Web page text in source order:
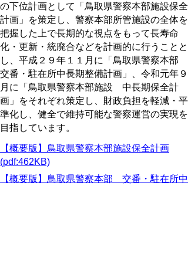
の下位計画として「鳥取県警察本部施設保全
計画」を策定し、警察本部所管施設の全体を
把握した上で長期的な視点をもって長寿命
化・更新・統廃合などを計画的に行うことと
し、平成２９年１１月に「鳥取県警察本部
交番・駐在所中長期整備計画」、令和元年９
月に「鳥取県警察本部施設 中長期保全計
画」をそれぞれ策定し、財政負担を軽減・平
準化し、健全で維持可能な警察運営の実現を
目指しています。
【概要版】鳥取県警察本部施設保全計画
(pdf:462KB)
【概要版】鳥取県警察本部 交番・駐在所中